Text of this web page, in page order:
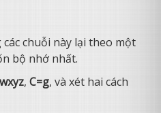
chuỗi này lại theo một
bộ nhớ nhất.
, C=g, và xét hai cách